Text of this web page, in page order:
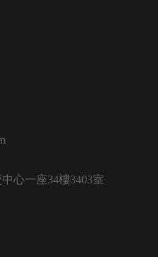
心一座34樓3403室